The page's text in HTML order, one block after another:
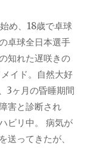
め、18歳で卓球
卓球全日本選手
知れた遅咲きの
イド。自然大好
3ヶ月の昏睡期間
害と診断され
ビリ中。 病気が
送ってきたが、